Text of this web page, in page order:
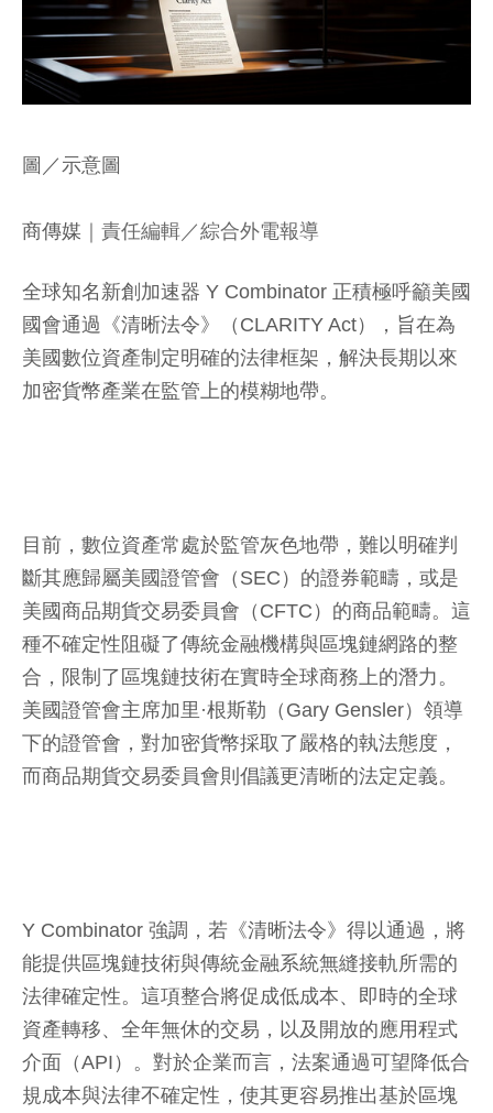
圖／示意圖
商傳媒 ｜責任編輯／綜合外電報導
全球知名新創加速器 Y Combinator 正積極呼籲美國
國會通過《清晰法令》（CLARITY Act），旨在為
美國數位資產制定明確的法律框架，解決長期以來
加密貨幣產業在監管上的模糊地帶。
目前，數位資產常處於監管灰色地帶，難以明確判
斷其應歸屬美國證管會（SEC）的證券範疇，或是
美國商品期貨交易委員會（CFTC）的商品範疇。這
種不確定性阻礙了傳統金融機構與區塊鏈網路的整
合，限制了區塊鏈技術在實時全球商務上的潛力。
美國證管會主席加里·根斯勒（Gary Gensler）領導
下的證管會，對加密貨幣採取了嚴格的執法態度，
而商品期貨交易委員會則倡議更清晰的法定定義。
Y Combinator 強調，若《清晰法令》得以通過，將
能提供區塊鏈技術與傳統金融系統無縫接軌所需的
法律確定性。這項整合將促成低成本、即時的全球
資產轉移、全年無休的交易，以及開放的應用程式
介面（API）。對於企業而言，法案通過可望降低合
規成本與法律不確定性，使其更容易推出基於區塊